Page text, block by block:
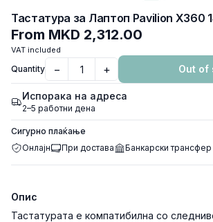
Тастатура за Лаптоп Pavilion X360
From MKD 2,312.00
VAT included
Quantity − + Out of
Испорака на адреса
2–5 работни дена
Сигурно плаќање
Онлајн
При достава Банкарски трансфер
Опис
Тастатурата е компатибилна со